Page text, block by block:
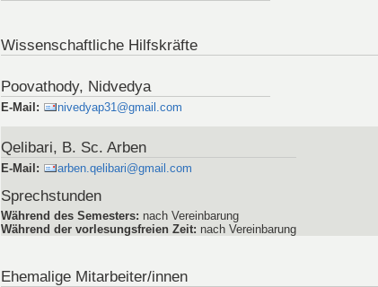
Wissenschaftliche Hilfskräfte
Poovathody, Nidvedya
E-Mail : nivedyap31@gmail.com
Qelibari, B. Sc. Arben
E-Mail : arben.qelibari@gmail.com
Sprechstunden
Während des Semesters: nach Vereinbarung
Während der vorlesungsfreien Zeit: nach Vereinbarung
Ehemalige Mitarbeiter/innen